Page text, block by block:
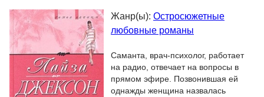
Жанр(ы): Остросюжетные
любовные романы
Саманта, врач-психолог, работает
на радио, отвечает на вопросы в
прямом эфире. Позвонившая ей
однажды женщина назвалась